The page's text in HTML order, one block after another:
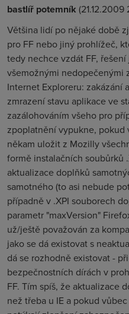
bastlíř potemník (21.12.2009
Většina lidí po nějaké době
pro FF nebo jiný prohlížeč,
tedy nechce vzdát FF,
všemožnými nedopečenými
Internet Exploreru: zakázání
zmrazení stavu aplikace ve
zazálohováním všeho pro
zpoplatnění vypukne, pokud
někam uložit z Mozilly
formě instalačních soubůrků
aktualizace doplňků
samotného (to asi nebude
případně v .XPI souborech
parametr "maxVersion"
už/ještě považován za
jako se dá existovat s
dá se rozhodně existovat -
bezpečnostních dírách v
FF. Tím spíš, že aktualizace
než třeba u IE a pokud